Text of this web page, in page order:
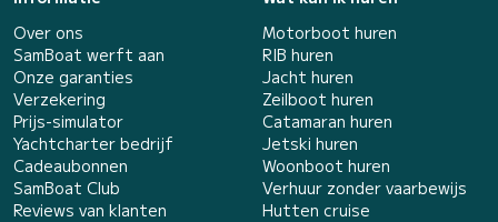
Over ons
SamBoat werft aan
Onze garanties
Verzekering
Prijs-simulator
Yachtcharter bedrijf
Cadeaubonnen
SamBoat Club
Reviews van klanten
Motorboot huren
RIB huren
Jacht huren
Zeilboot huren
Catamaran huren
Jetski huren
Woonboot huren
Verhuur zonder vaarbewijs
Hutten cruise